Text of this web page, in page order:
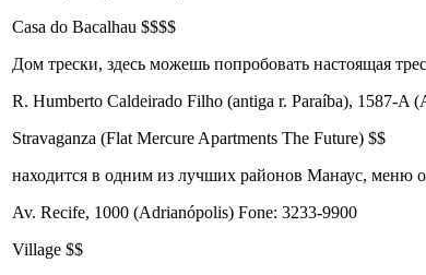
Casa do Bacalhau $$$$
Дом трески, здесь можешь попробовать настоящая
R. Humberto Caldeirado Filho (antiga r. Paraíba), 1587-A
Stravaganza (Flat Mercure Apartments The Future) $$
находится в одним из лучших районов Манаус, меню
Av. Recife, 1000 (Adrianópolis) Fone: 3233-9900
Village $$